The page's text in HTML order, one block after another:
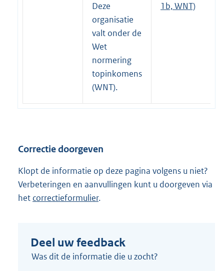
t
e
r
n
e
l
i
n
Deze
organisatie
valt onder de
Wet
normering
topinkomens
(WNT).
1b, WNT)
Correctie doorgeven
Klopt de informatie op deze pagina volgens u niet?
Verbeteringen en aanvullingen kunt u doorgeven via
het correctieformulier.
Deel uw feedback
Was dit de informatie die u zocht?